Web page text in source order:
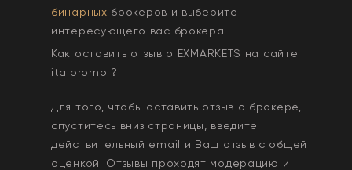
бинарных брокеров и выберите
интересующего вас брокера.
Как оставить отзыв о EXMARKETS на сайте
ita.promo ?
Для того, чтобы оставить отзыв о брокере,
спуститесь вниз страницы, введите
действительный email и Ваш отзыв с общей
оценкой. Отзывы проходят модерацию и